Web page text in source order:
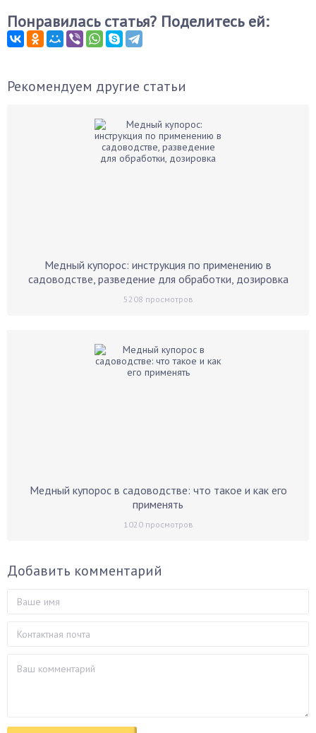
Понравилась статья? Поделитесь ей:
Рекомендуем другие статьи
Медный купорос: инструкция по применению в
садоводстве, разведение для обработки, дозировка
5208 просмотров
Медный купорос в садоводстве: что такое и как его
применять
1020просмотров
Добавить комментарий